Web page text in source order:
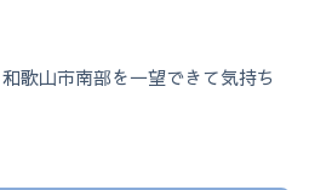
歌山市南部を一望できて気持ち